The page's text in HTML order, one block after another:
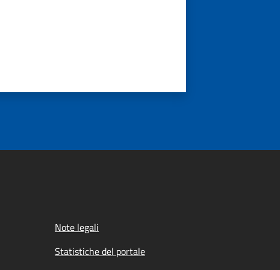
Note legali
Statistiche del portale